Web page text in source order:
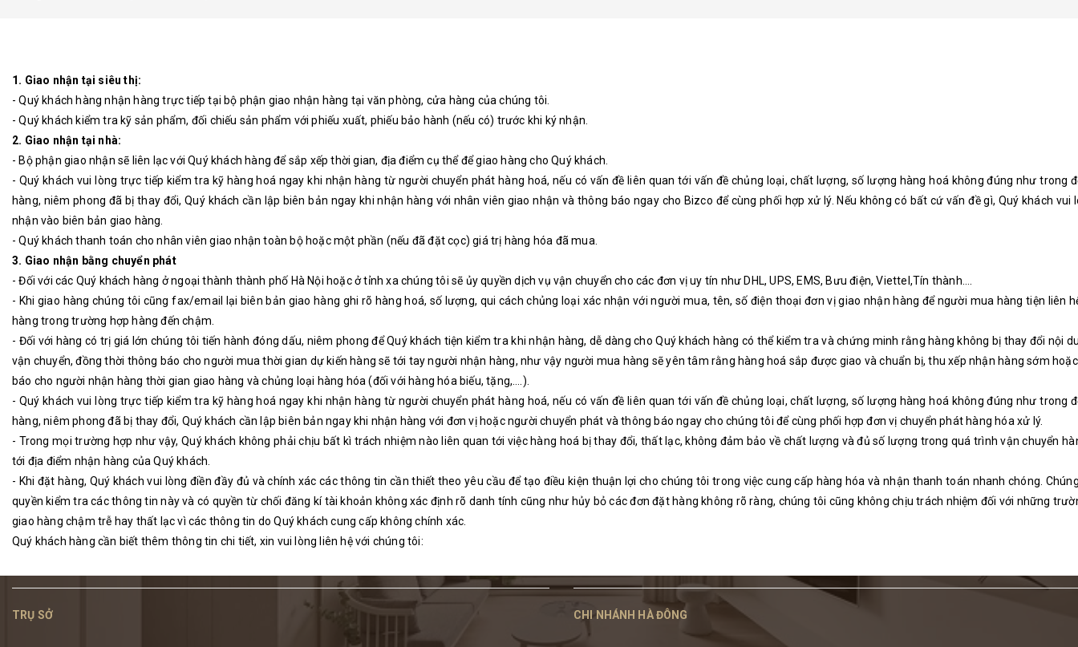
1. Giao nhận tại siêu thị:
- Quý khách hàng nhận hàng trực tiếp tại bộ phận giao nhận hàng tại văn phòng, cửa hàng của chúng tôi.
- Quý khách kiểm tra kỹ sản phẩm, đối chiếu sản phẩm với phiếu xuất, phiếu bảo hành (nếu có) trước khi ký nhận.
2. Giao nhận tại nhà:
- Bộ phận giao nhận sẽ liên lạc với Quý khách hàng để sắp xếp thời gian, địa điểm cụ thể để giao hàng cho Quý khách.
- Quý khách vui lòng trực tiếp kiểm tra kỹ hàng hoá ngay khi nhận hàng từ người chuyển phát hàng hoá, nếu có vấn đề liên quan tới vấn đề chủng loại, chất lượng, số lượng hàng hoá không đúng như trong
hàng, niêm phong đã bị thay đổi, Quý khách cần lập biên bản ngay khi nhận hàng với nhân viên giao nhận và thông báo ngay cho Bizco để cùng phối hợp xử lý. Nếu không có bất cứ vấn đề gì, Quý khách vui
nhận vào biên bản giao hàng.
- Quý khách thanh toán cho nhân viên giao nhận toàn bộ hoặc một phần (nếu đã đặt cọc) giá trị hàng hóa đã mua.
3. Giao nhận bằng chuyển phát
- Đối với các Quý khách hàng ở ngoại thành thành phố Hà Nội hoặc ở tỉnh xa chúng tôi sẽ ủy quyền dịch vụ vận chuyển cho các đơn vị uy tín như DHL, UPS, EMS, Bưu điện, Viettel,Tín thành....
- Khi giao hàng chúng tôi cũng fax/email lại biên bản giao hàng ghi rõ hàng hoá, số lượng, qui cách chủng loại xác nhận với người mua, tên, số điện thoại đơn vị giao nhận hàng để người mua hàng tiện liên
hàng trong trường hợp hàng đến chậm.
- Đối với hàng có trị giá lớn chúng tôi tiến hành đóng dấu, niêm phong để Quý khách tiện kiểm tra khi nhận hàng, dễ dàng cho Quý khách hàng có thể kiểm tra và chứng minh rằng hàng không bị thay đổi nội
vận chuyển, đồng thời thông báo cho người mua thời gian dự kiến hàng sẽ tới tay người nhận hàng, như vậy người mua hàng sẽ yên tâm rằng hàng hoá sắp được giao và chuẩn bị, thu xếp nhận hàng sớm
báo cho người nhận hàng thời gian giao hàng và chủng loại hàng hóa (đối với hàng hóa biếu, tặng,….).
- Quý khách vui lòng trực tiếp kiểm tra kỹ hàng hoá ngay khi nhận hàng từ người chuyển phát hàng hoá, nếu có vấn đề liên quan tới vấn đề chủng loại, chất lượng, số lượng hàng hoá không đúng như trong
hàng, niêm phong đã bị thay đổi, Quý khách cần lập biên bản ngay khi nhận hàng với đơn vị hoặc người chuyển phát và thông báo ngay cho chúng tôi để cùng phối hợp đơn vị chuyển phát hàng hóa xử lý.
- Trong mọi trường hợp như vậy, Quý khách không phải chịu bất kì trách nhiệm nào liên quan tới việc hàng hoá bị thay đổi, thất lạc, không đảm bảo về chất lượng và đủ số lượng trong quá trình vận chuyển
tới địa điểm nhận hàng của Quý khách.
- Khi đặt hàng, Quý khách vui lòng điền đầy đủ và chính xác các thông tin cần thiết theo yêu cầu để tạo điều kiện thuận lợi cho chúng tôi trong việc cung cấp hàng hóa và nhận thanh toán nhanh chóng.
quyền kiểm tra các thông tin này và có quyền từ chối đăng kí tài khoản không xác định rõ danh tính cũng như hủy bỏ các đơn đặt hàng không rõ ràng, chúng tôi cũng không chịu trách nhiệm đối với những
giao hàng chậm trễ hay thất lạc vì các thông tin do Quý khách cung cấp không chính xác.
Quý khách hàng cần biết thêm thông tin chi tiết, xin vui lòng liên hệ với chúng tôi:
TRỤ SỞ CHI NHÁNH HÀ ĐÔNG